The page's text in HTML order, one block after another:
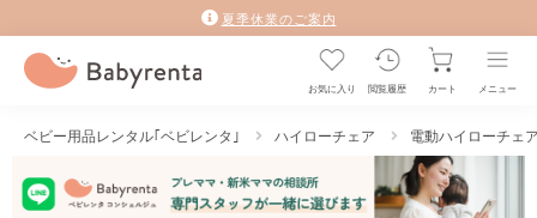
夏季休業のご案内
お気に入り 閲覧履歴 カート メニュー
ベビー用品レンタル｢ベビレンタ｣ ハイローチェア 電動ハイローチェ